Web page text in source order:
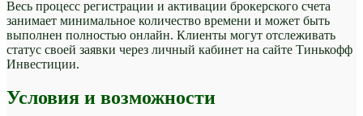
Весь процесс регистрации и активации брокерского счета
занимает минимальное количество времени и может быть
выполнен полностью онлайн. Клиенты могут отслеживать
статус своей заявки через личный кабинет на сайте Тинькофф
Инвестиции.
Условия и возможности